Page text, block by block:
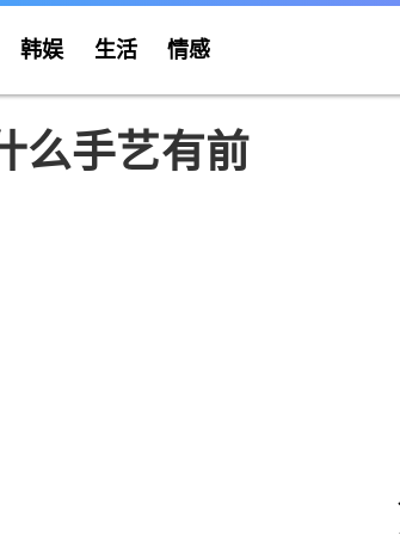
韩娱 生活 情感
么手艺有前